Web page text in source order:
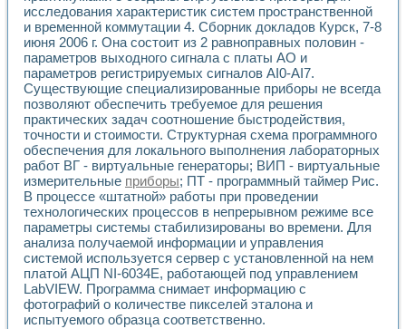
Исследование электромагнитных переходных процессов
Применение LabVIEW при разработке обучающих
Разработка виртуальных тренажеров путем
Система блокировок, сигнализации и защиты ускорителя
Система сбора данных и управления процессом
Управление температурой газовой среды специальной
Разработка программного обеспечения с
Использование технологий NATIONAL INSTRUMENTS
Оборудование для промышленной термотрансферной
Автоматизация реометрических исследований на базе
Применение измерителя иммитанса для исследова¬ния
Исследование электромагнитных переходных процессов
Стенд для исследования электрических переходных
Автоматизация контроля сварных швов на базе
Измерительный контроль с применением
Моделирование надежности и эффективности систем
Лабораторные практикумы и учебные стенды
Автоматизация лабораторного стенда по измерению
Автоматизированные лабораторные комплексы для
исследования характеристик систем пространственной
и временной коммутации 4. Сборник докладов Курск, 7-8
июня 2006 г. Она состоит из 2 равноправных половин -
параметров выходного сигнала с платы АО и
параметров регистрируемых сигналов AI0-AI7.
Существующие специализированные приборы не всегда
позволяют обеспечить требуемое для решения
практических задач соотношение быстродействия,
точности и стоимости. Структурная схема программного
обеспечения для локального выполнения лабораторных
работ ВГ - виртуальные генераторы; ВИП - виртуальные
измерительные приборы; ПТ - программный таймер Рис.
В процессе «штатной» работы при проведении
технологических процессов в непрерывном режиме все
параметры системы стабилизированы во времени. Для
анализа получаемой информации и управления
системой используется сервер с установленной на нем
платой АЦП NI-6034E, работающей под управлением
LabVIEW. Программа снимает информацию с
фотографий о количестве пикселей эталона и
испытуемого образца соответственно.